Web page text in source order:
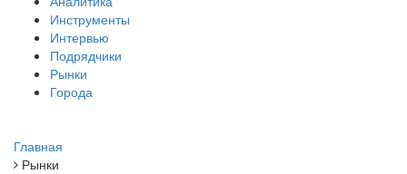
Инструменты
Интервью
Подрядчики
Рынки
Города
Главная
Рынки